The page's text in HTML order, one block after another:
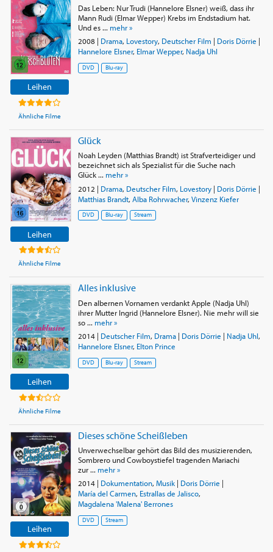
Leihen
Ähnliche Filme
Das Leben: Nur Trudi (Hannelore Elsner) weiß, dass ihr
Mann Rudi (Elmar Wepper) Krebs im Endstadium hat.
Und es ... mehr »
2008| Drama, Lovestory, Deutscher Film | Doris Dörrie |
Hannelore Elsner, Elmar Wepper, Nadja Uhl
DVD Blu-ray
Leihen
Ähnliche Filme
Glück
Noah Leyden (Matthias Brandt) ist Strafverteidiger und
bezeichnet sich als Spezialist für die Suche nach
Glück ... mehr »
2012 | Drama, Deutscher Film, Lovestory| Doris Dörrie |
Matthias Brandt, Alba Rohrwacher, Vinzenz Kiefer
DVD Blu-ray Stream
Leihen
Ähnliche Filme
Alles inklusive
Den albernen Vornamen verdankt Apple (Nadja Uhl)
ihrer Mutter Ingrid (Hannelore Elsner). Nie mehr will sie
so ... mehr »
2014| Deutscher Film, Drama| Doris Dörrie | Nadja Uhl,
Hannelore Elsner, Elton Prince
DVD Blu-ray Stream
Leihen
Dieses schöne Scheißleben
Unverwechselbar gehört das Bild des musizierenden,
Sombrero und Cowboystiefel tragenden Mariachi
zur ... mehr »
2014| Dokumentation, Musik| Doris Dörrie |
María del Carmen, Estrallas de Jalisco,
Magdalena 'Malena' Berrones
DVD Stream